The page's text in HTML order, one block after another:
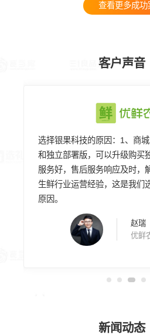
查看更多成功
客户声音
选择银果科技的原因：1、商
和独立部署版，可以升级购买
服务好，售后服务响应及时，
生鲜行业运营经验，这是我们
原因。
赵瑞
优鲜
新闻动态